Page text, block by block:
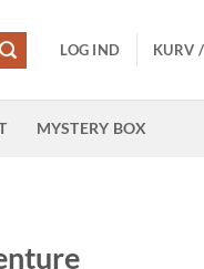
LOG IND KURV
MYSTERY BOX